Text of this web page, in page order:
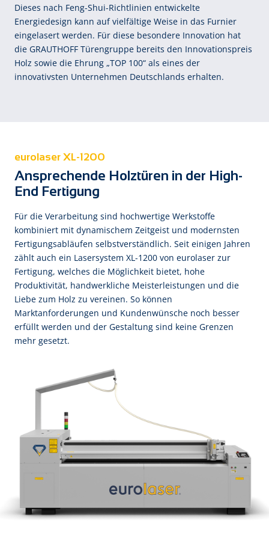
Dieses nach Feng-Shui-Richtlinien entwickelte
Energiedesign kann auf vielfältige Weise in das Furnier
eingelasert werden. Für diese besondere Innovation hat
die GRAUTHOFF Türengruppe bereits den Innovationspreis
Holz sowie die Ehrung „TOP 100“ als eines der
innovativsten Unternehmen Deutschlands erhalten.
eurolaser XL-1200
Ansprechende Holztüren in der High-
End Fertigung
Für die Verarbeitung sind hochwertige Werkstoffe
kombiniert mit dynamischem Zeitgeist und modernsten
Fertigungsabläufen selbstverständlich. Seit einigen Jahren
zählt auch ein Lasersystem XL-1200 von eurolaser zur
Fertigung, welches die Möglichkeit bietet, hohe
Produktivität, handwerkliche Meisterleistungen und die
Liebe zum Holz zu vereinen. So können
Marktanforderungen und Kundenwünsche noch besser
erfüllt werden und der Gestaltung sind keine Grenzen
mehr gesetzt.